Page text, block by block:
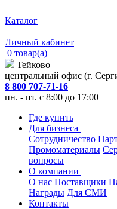
Каталог
Личный кабинет
0 товар(а)
Тейково
центральный офис (г.
8 800 707-71-16
пн. - пт. с 8:00 до 17:00
Где купить
Для бизнеса
Сотрудничество
Промоматериалы
вопросы
О компании
О нас Поставщики
Награды Для СМИ
Контакты